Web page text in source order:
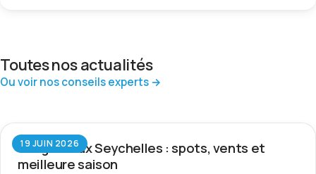
Toutes nos actualités
Ou voir nos conseils experts →
19 JUIN 2026
Wingfoil aux Seychelles : spots, vents et
meilleure saison